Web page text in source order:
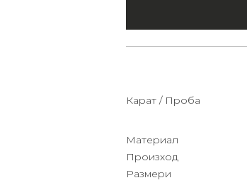
Карат / Проба
Материал
Произход
Размери